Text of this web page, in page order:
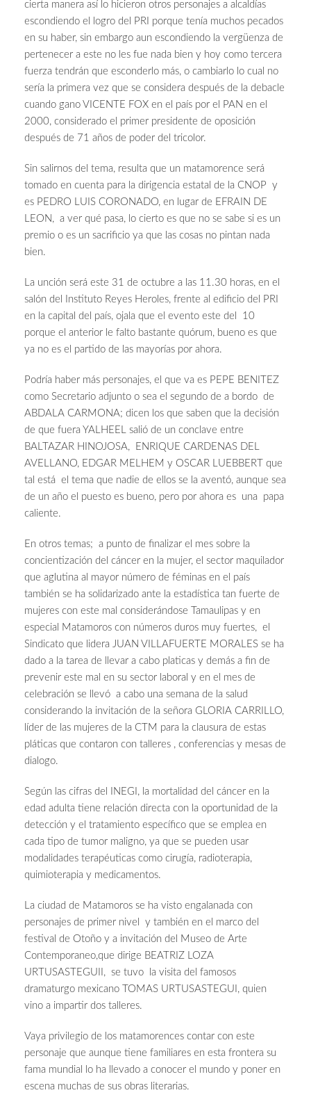
cierta manera así lo hicieron otros personajes a alcaldías
escondiendo el logro del PRI porque tenía muchos pecados
en su haber, sin embargo aun escondiendo la vergüenza de
pertenecer a este no les fue nada bien y hoy como tercera
fuerza tendrán que esconderlo más, o cambiarlo lo cual no
sería la primera vez que se considera después de la debacle
cuando gano VICENTE FOX en el país por el PAN en el
2000, considerado el primer presidente de oposición
después de 71 años de poder del tricolor.
Sin salirnos del tema, resulta que un matamorence será
tomado en cuenta para la dirigencia estatal de la CNOP y
es PEDRO LUIS CORONADO, en lugar de EFRAIN DE
LEON, a ver qué pasa, lo cierto es que no se sabe si es un
premio o es un sacrificio ya que las cosas no pintan nada
bien.
La unción será este 31 de octubre a las 11.30 horas, en el
salón del Instituto Reyes Heroles, frente al edificio del PRI
en la capital del país, ojala que el evento este del 10
porque el anterior le falto bastante quórum, bueno es que
ya no es el partido de las mayorías por ahora.
Podría haber más personajes, el que va es PEPE BENITEZ
como Secretario adjunto o sea el segundo de a bordo de
ABDALA CARMONA; dicen los que saben que la decisión
de que fuera YALHEEL salió de un conclave entre
BALTAZAR HINOJOSA, ENRIQUE CARDENAS DEL
AVELLANO, EDGAR MELHEM y OSCAR LUEBBERT que
tal está el tema que nadie de ellos se la aventó, aunque sea
de un año el puesto es bueno, pero por ahora es una papa
caliente.
En otros temas; a punto de finalizar el mes sobre la
concientización del cáncer en la mujer, el sector maquilador
que aglutina al mayor número de féminas en el país
también se ha solidarizado ante la estadística tan fuerte de
mujeres con este mal considerándose Tamaulipas y en
especial Matamoros con números duros muy fuertes, el
Sindicato que lidera JUAN VILLAFUERTE MORALES se ha
dado a la tarea de llevar a cabo platicas y demás a fin de
prevenir este mal en su sector laboral y en el mes de
celebración se llevó a cabo una semana de la salud
considerando la invitación de la señora GLORIA CARRILLO,
líder de las mujeres de la CTM para la clausura de estas
pláticas que contaron con talleres , conferencias y mesas de
dialogo.
Según las cifras del INEGI, la mortalidad del cáncer en la
edad adulta tiene relación directa con la oportunidad de la
detección y el tratamiento específico que se emplea en
cada tipo de tumor maligno, ya que se pueden usar
modalidades terapéuticas como cirugía, radioterapia,
quimioterapia y medicamentos.
La ciudad de Matamoros se ha visto engalanada con
personajes de primer nivel y también en el marco del
festival de Otoño y a invitación del Museo de Arte
Contemporaneo,que dirige BEATRIZ LOZA
URTUSASTEGUII, se tuvo la visita del famosos
dramaturgo mexicano TOMAS URTUSASTEGUI, quien
vino a impartir dos talleres.
Vaya privilegio de los matamorences contar con este
personaje que aunque tiene familiares en esta frontera su
fama mundial lo ha llevado a conocer el mundo y poner en
escena muchas de sus obras literarias.